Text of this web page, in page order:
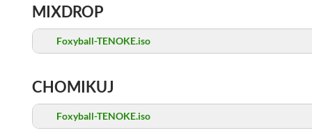
MIXDROP
Foxyball-TENOKE.iso
CHOMIKUJ
Foxyball-TENOKE.iso